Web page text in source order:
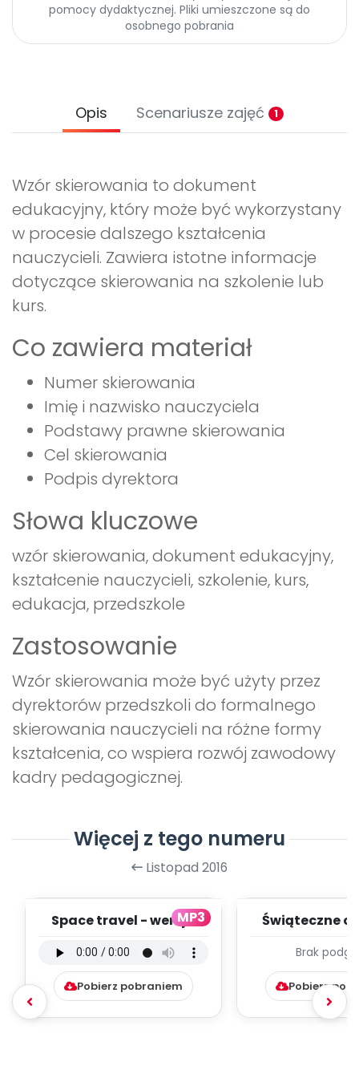
Archiwalne numery
Pomoc
pomocy dydaktycznej. Pliki umieszczone są do
osobnego pobrania
Opis Scenariusze zajęć 1
Wzór skierowania to dokument
edukacyjny, który może być wykorzystany
w procesie dalszego kształcenia
nauczycieli. Zawiera istotne informacje
dotyczące skierowania na szkolenie lub
kurs.
Co zawiera materiał
Numer skierowania
Imię i nazwisko nauczyciela
Podstawy prawne skierowania
Cel skierowania
Podpis dyrektora
Słowa kluczowe
wzór skierowania, dokument edukacyjny,
kształcenie nauczycieli, szkolenie, kurs,
edukacja, przedszkole
Zastosowanie
Wzór skierowania może być użyty przez
dyrektorów przedszkoli do formalnego
skierowania nauczycieli na różne formy
kształcenia, co wspiera rozwój zawodowy
kadry pedagogicznej.
Więcej z tego numeru
Listopad 2016
MP3
Space travel - wersja
mp3)
Pobierz pobraniem
Świąteczne
Brak
Pobierz